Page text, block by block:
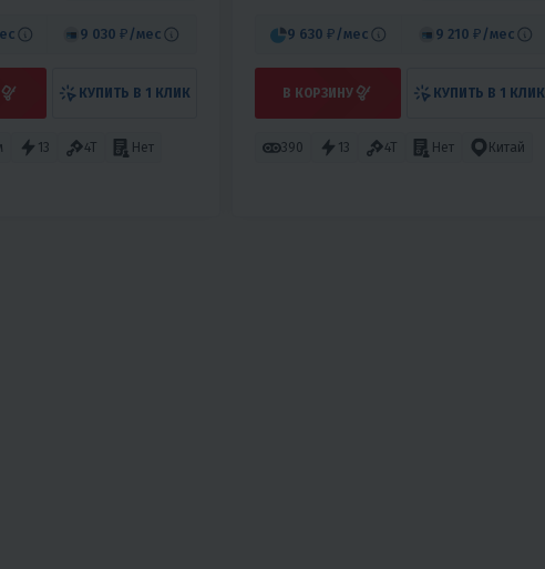
9 030 ₽ /мес
КУПИТЬ В 1 КЛИК
13 4T
Нет
9 630 ₽ /мес 9 210 ₽ /мес
В КОРЗИНУ КУПИТЬ В 1 КЛИК
390 13 4T Нет Китай